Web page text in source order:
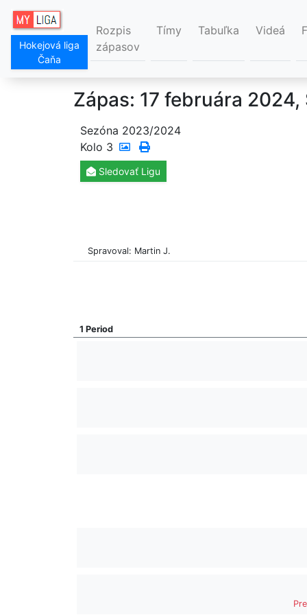
Hokejová liga
Čaňa
Rozpis
zápasov
Tímy Tabuľka Videá
Zápas: 17 februára
Sezóna 2023/2024
Kolo 3
Sledovať Ligu
Spravoval: Martin J.
1 Period